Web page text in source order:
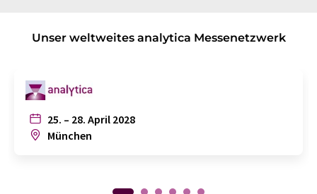
Unser weltweites analytica Messenetzwerk
25. – 28. April 2028
München